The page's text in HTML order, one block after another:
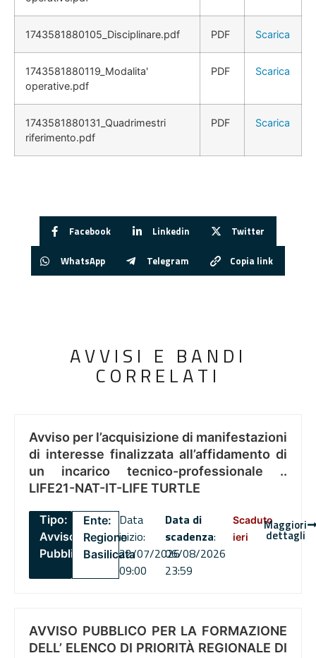
1743581880105_Disciplinare.pdf PDF Scarica
1743581880119_Modalita'
operative.pdf
PDF Scarica
1743581880131_Quadrimestri
riferimento.pdf
PDF Scarica
Facebook Linkedin Twitter
WhatsApp Telegram Copia link
AVVISI E BANDI
CORRELATI
Avviso per l’acquisizione di manifestazioni
di interesse finalizzata all’affidamento di
un incarico tecnico-professionale ..
LIFE21-NAT-IT-LIFE TURTLE
Tipo:
Avviso
Pubblico
Ente:
Regione
Basilicata
Data
inizio:
22/07/2026
09:00
Data di
scadenza:
06/08/2026
23:59
Scaduto
ieri
Maggiori
dettagli
AVVISO PUBBLICO PER LA FORMAZIONE
DELL’ ELENCO DI PRIORITÀ REGIONALE DI